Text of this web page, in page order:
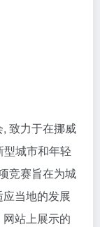
致力于在挪威
型城市和年轻
竞赛旨在为城
当地的发展
站上展示的